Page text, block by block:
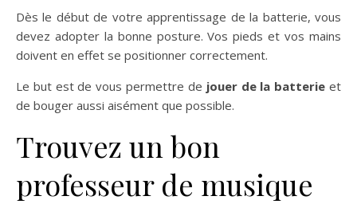
Dès le début de votre apprentissage de la batterie, vous
devez adopter la bonne posture. Vos pieds et vos mains
doivent en effet se positionner correctement.
Le but est de vous permettre de jouer de la batterie et
de bouger aussi aisément que possible.
Trouvez un bon
professeur de musique